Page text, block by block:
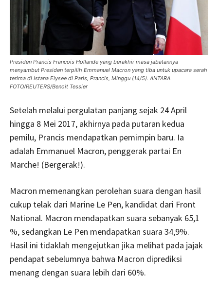
Presiden Prancis Francois Hollande yang berakhir masa jabatannya
menyambut Presiden terpilih Emmanuel Macron yang tiba untuk upacara serah
terima di Istana Elysee di Paris, Prancis, Minggu (14/5). ANTARA
FOTO/REUTERS/Benoit Tessier
Setelah melalui pergulatan panjang sejak 24 April
hingga 8 Mei 2017, akhirnya pada putaran kedua
pemilu, Prancis mendapatkan pemimpin baru. Ia
adalah Emmanuel Macron, penggerak partai En
Marche! (Bergerak!).
Macron memenangkan perolehan suara dengan hasil
cukup telak dari Marine Le Pen, kandidat dari Front
National. Macron mendapatkan suara sebanyak 65,1
%, sedangkan Le Pen mendapatkan suara 34,9%.
Hasil ini tidaklah mengejutkan jika melihat pada jajak
pendapat sebelumnya bahwa Macron diprediksi
menang dengan suara lebih dari 60%.